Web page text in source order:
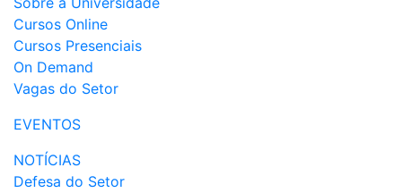
Cursos Online
Cursos Presenciais
On Demand
Vagas do Setor
EVENTOS
NOTÍCIAS
Defesa do Setor